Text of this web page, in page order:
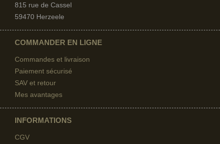
815 rue de Cassel
59470 Herzeele
COMMANDER EN LIGNE
Commandes et livraison
Paiement sécurisé
SAV et retour
Mes avantages
INFORMATIONS
CGV